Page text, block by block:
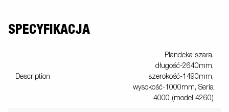
SPECYFIKACJA
Description
Plandeka szara,
długość-2640mm,
szerokość-1490mm,
wysokość-1000mm, Seria
4000 (model 4260)